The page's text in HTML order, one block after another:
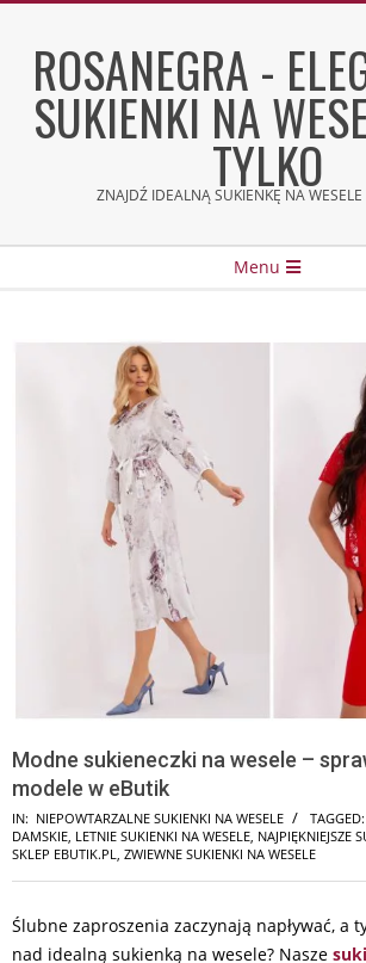
contentROSANEGRA -
SUKIENKI NA
TYLKO
ZNAJDŹ IDEALNĄ SUKIENKĘ NA WESELE
Menu
Modne sukieneczki na wesele –
modele w eButik
IN: NIEPOWTARZALNE SUKIENKI NA WESELE TAGGED:
DAMSKIE, LETNIE SUKIENKI NA WESELE, NAJPIĘKNIEJSZE
SKLEP EBUTIK.PL, ZWIEWNE SUKIENKI NA WESELE
Ślubne zaproszenia zaczynają napływać, a
nad idealną sukienką na wesele? Nasze